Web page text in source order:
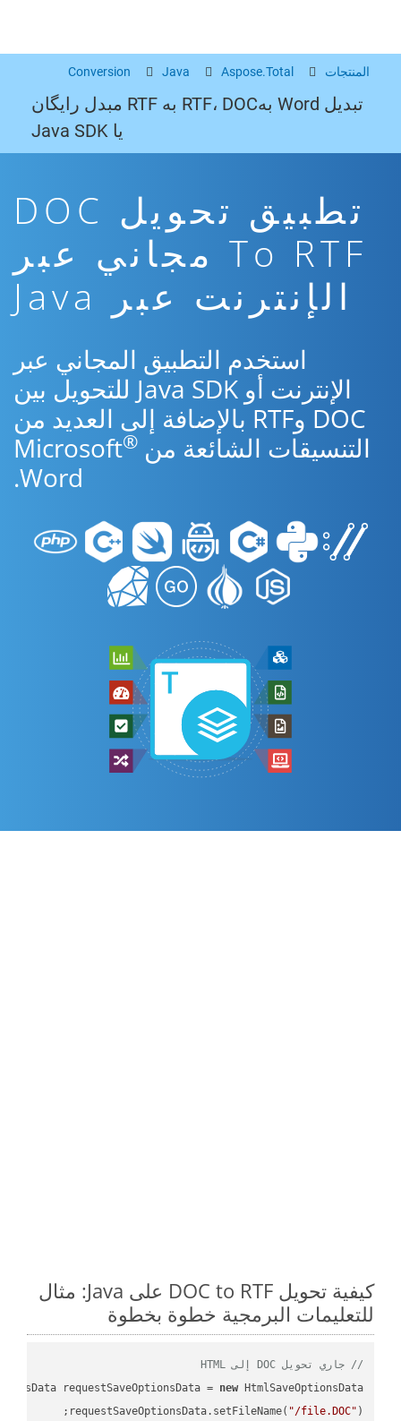
المنتجات Aspose.Total
Java
Conversion
تبدیل Word بهRTF، DOC به RTF مبدل رایگان
یا Java SDK
تطبيق تحويل DOC
To RTF مجاني عبر
الإنترنت عبر Java
استخدم التطبيق المجاني عبر
الإنترنت أو Java SDK للتحويل بين
DOC وRTF بالإضافة إلى العديد من
التنسيقات الشائعة من Microsoft ®
Word.
كيفية تحويل DOC to RTF على Java: مثال
للتعليمات البرمجية خطوة بخطوة
// جاري تحويل DOC إلى HTML
requestSaveOptionsData = new
requestSaveOptionsData.setFileName( "/file.DOC"